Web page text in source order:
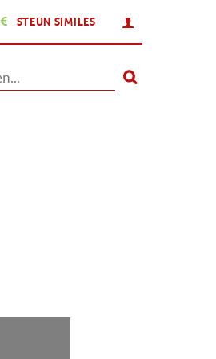
STEUN SIMILES
Steun Similes